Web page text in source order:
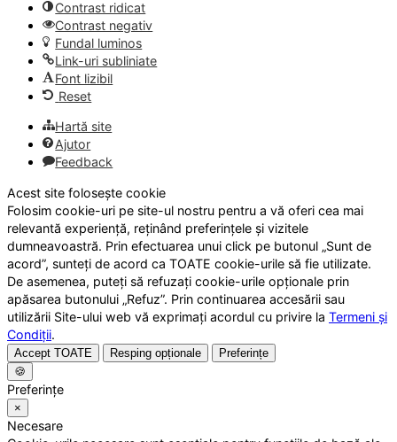
Contrast ridicat
Contrast negativ
Fundal luminos
Link-uri subliniate
Font lizibil
Reset
Hartă site
Ajutor
Feedback
Acest site folosește cookie
Folosim cookie-uri pe site-ul nostru pentru a vă oferi cea mai
relevantă experiență, reținând preferințele și vizitele
dumneavoastră. Prin efectuarea unui click pe butonul „Sunt de
acord”, sunteți de acord ca TOATE cookie-urile să fie utilizate.
De asemenea, puteți să refuzați cookie-urile opționale prin
apăsarea butonului „Refuz”. Prin continuarea accesării sau
utilizării Site-ului web vă exprimați acordul cu privire la Termeni și
Condiții.
Accept TOATE Resping opționale
Preferințe
🍪
Preferințe
×
Necesare